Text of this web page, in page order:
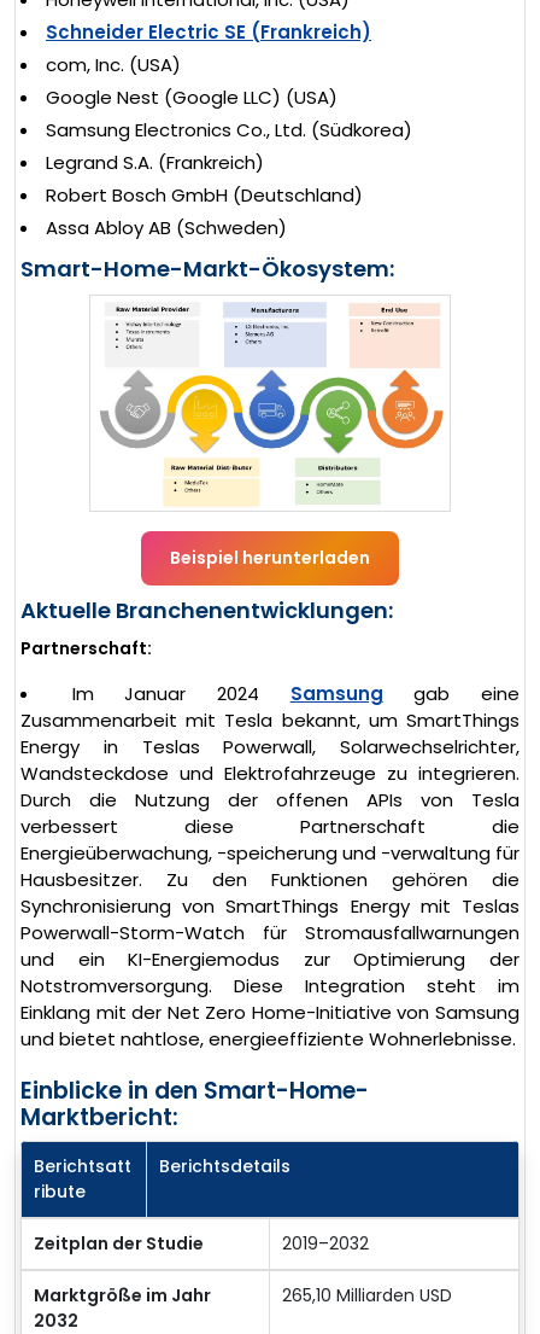
Schneider Electric SE (Frankreich)
com, Inc. (USA)
Google Nest (Google LLC) (USA)
Samsung Electronics Co., Ltd. (Südkorea)
Legrand S.A. (Frankreich)
Robert Bosch GmbH (Deutschland)
Assa Abloy AB (Schweden)
Smart-Home-Markt-Ökosystem:
Beispiel herunterladen
Aktuelle Branchenentwicklungen:
Partnerschaft:
Im Januar 2024 Samsung gab eine
Zusammenarbeit mit Tesla bekannt, um SmartThings
Energy in Teslas Powerwall, Solarwechselrichter,
Wandsteckdose und Elektrofahrzeuge zu integrieren.
Durch die Nutzung der offenen APIs von Tesla
verbessert diese Partnerschaft die
Energieüberwachung, -speicherung und -verwaltung für
Hausbesitzer. Zu den Funktionen gehören die
Synchronisierung von SmartThings Energy mit Teslas
Powerwall-Storm-Watch für Stromausfallwarnungen
und ein KI-Energiemodus zur Optimierung der
Notstromversorgung. Diese Integration steht im
Einklang mit der Net Zero Home-Initiative von Samsung
und bietet nahtlose, energieeffiziente Wohnerlebnisse.
Einblicke in den Smart-Home-
Marktbericht:
Berichtsatt
ribute
Berichtsdetails
Zeitplan der Studie 2019–2032
Marktgröße im Jahr
2032
265,10 Milliarden USD